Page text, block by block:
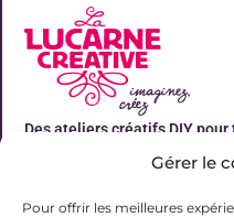
Gérer le
Pour offrir les meilleures
Des ateliers créatifs DIY
Liens utiles